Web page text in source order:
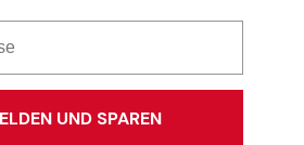
UND SPAREN